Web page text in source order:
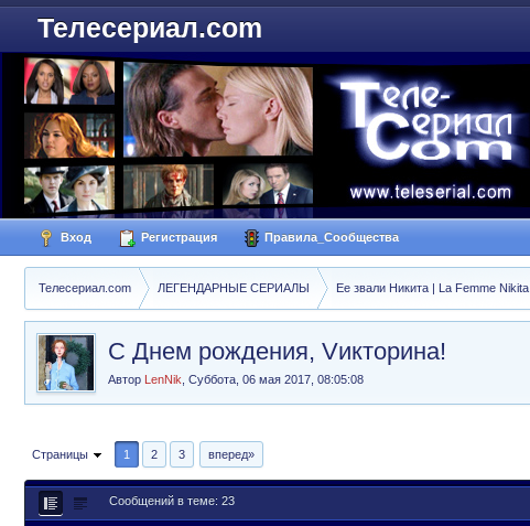
Телесериал.com
Вход Регистрация Правила_Сообщества
Телесериал.com ЛЕГЕНДАРНЫЕ СЕРИАЛЫ Ее звали Никита | La Femme Nikita
С Днем рождения, Vикторина!
Автор LenNik Суббота, 06 мая 2017, 08:05:08
Страницы 1 2 3 вперед»
Сообщений в теме: 23